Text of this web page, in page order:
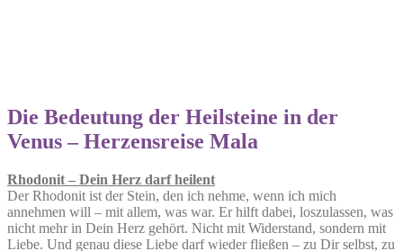
Die Bedeutung der Heilsteine in der
Venus – Herzensreise Mala
Rhodonit – Dein Herz darf heilent
Der Rhodonit ist der Stein, den ich nehme, wenn ich mich
annehmen will – mit allem, was war. Er hilft dabei, loszulassen, was
nicht mehr in Dein Herz gehört. Nicht mit Widerstand, sondern mit
Liebe. Und genau diese Liebe darf wieder fließen – zu Dir selbst, zu